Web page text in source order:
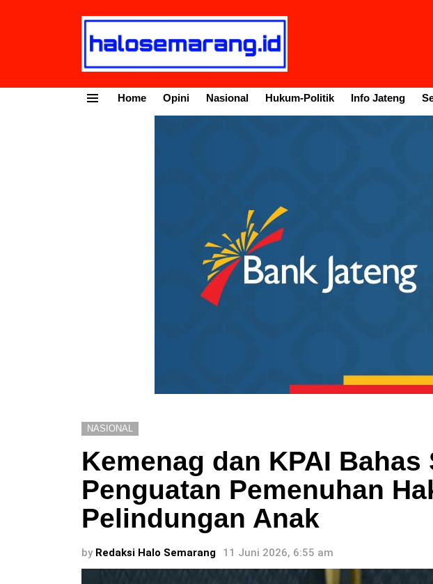
Home Opini Nasional Hukum-Politik Info Jateng
NASIONAL
Kemenag dan KPAI Bahas
Penguatan Pemenuhan
Pelindungan Anak
by Redaksi Halo Semarang 11 Juni 2026, 6:55 am